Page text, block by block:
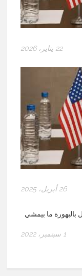
22 يناير، 2026
26 أبريل، 2025
بالبهورة ما بيمشي
1 سبتمبر، 2022